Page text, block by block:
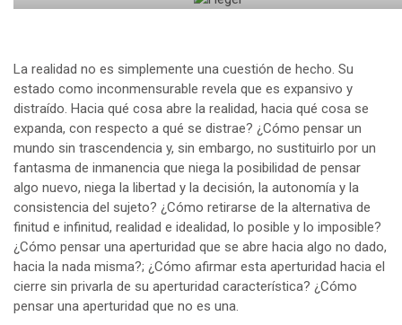
La realidad no es simplemente una cuestión de hecho. Su
estado como inconmensurable revela que es expansivo y
distraído. Hacia qué cosa abre la realidad, hacia qué cosa se
expanda, con respecto a qué se distrae? ¿Cómo pensar un
mundo sin trascendencia y, sin embargo, no sustituirlo por un
fantasma de inmanencia que niega la posibilidad de pensar
algo nuevo, niega la libertad y la decisión, la autonomía y la
consistencia del sujeto? ¿Cómo retirarse de la alternativa de
finitud e infinitud, realidad e idealidad, lo posible y lo imposible?
¿Cómo pensar una aperturidad que se abre hacia algo no dado,
hacia la nada misma?; ¿Cómo afirmar esta aperturidad hacia el
cierre sin privarla de su aperturidad característica? ¿Cómo
pensar una aperturidad que no es una.